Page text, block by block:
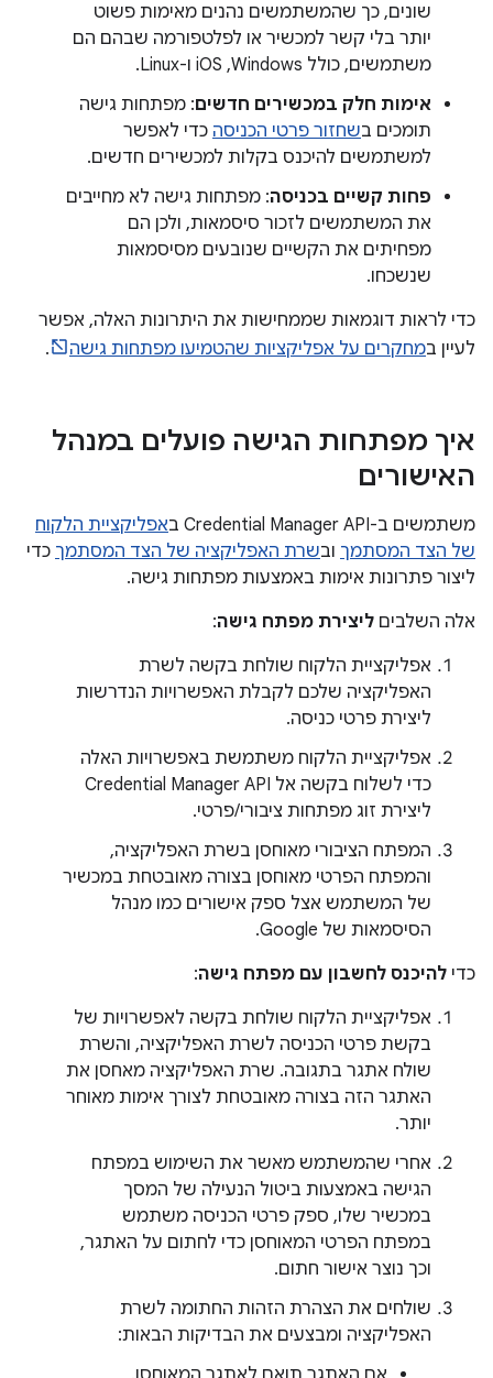
שונים, כך שהמשתמשים נהנים מאימות פשוט
יותר בלי קשר למכשיר או לפלטפורמה שבהם הם
משתמשים, כולל Windows,‏ iOS ו-Linux.
אימות חלק במכשירים חדשים: מפתחות גישה
תומכים בשחזור פרטי הכניסה כדי לאפשר
למשתמשים להיכנס בקלות למכשירים חדשים.
פחות קשיים בכניסה: מפתחות גישה לא מחייבים
את המשתמשים לזכור סיסמאות, ולכן הם
מפחיתים את הקשיים שנובעים מסיסמאות
שנשכחו.
כדי לראות דוגמאות שממחישות את היתרונות האלה, אפשר
לעיין במחקרים על אפליקציות שהטמיעו מפתחות גישה .
איך מפתחות הגישה פועלים במנהל
האישורים
משתמשים ב-Credential Manager API ב
אפליקציית הלקוח
של הצד המסתמך ובשרת האפליקציה של הצד המסתמך כדי
ליצור פתרונות אימות באמצעות מפתחות גישה.
אלה השלבים ליצירת מפתח גישה:
אפליקציית הלקוח שולחת בקשה לשרת
האפליקציה שלכם לקבלת האפשרויות הנדרשות
ליצירת פרטי כניסה.
אפליקציית הלקוח משתמשת באפשרויות האלה
כדי לשלוח בקשה אל Credential Manager API
ליצירת זוג מפתחות ציבורי/פרטי.
המפתח הציבורי מאוחסן בשרת האפליקציה,
והמפתח הפרטי מאוחסן בצורה מאובטחת במכשיר
של המשתמש אצל ספק אישורים כמו מנהל
הסיסמאות של Google.
כדי להיכנס לחשבון עם מפתח גישה:
אפליקציית הלקוח שולחת בקשה לאפשרויות של
בקשת פרטי הכניסה לשרת האפליקציה, והשרת
שולח אתגר בתגובה. שרת האפליקציה מאחסן את
האתגר הזה בצורה מאובטחת לצורך אימות מאוחר
יותר.
אחרי שהמשתמש מאשר את השימוש במפתח
הגישה באמצעות ביטול הנעילה של המסך
במכשיר שלו, ספק פרטי הכניסה משתמש
במפתח הפרטי המאוחסן כדי לחתום על האתגר,
וכך נוצר אישור חתום.
שולחים את הצהרת הזהות החתומה לשרת
האפליקציה ומבצעים את הבדיקות הבאות: